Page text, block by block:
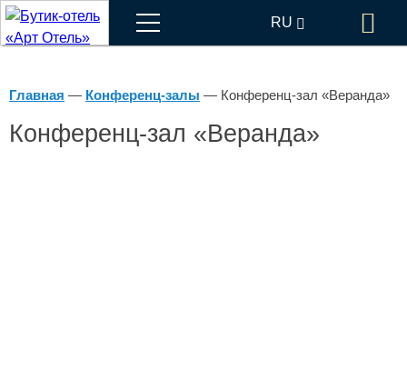
Меню RU
Главная — Конференц-залы — Конференц-зал «Веранда»
Конференц-зал «Веранда»